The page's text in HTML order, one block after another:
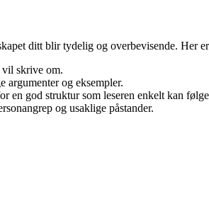
ditt blir tydelig og overbevisende. Her
vil skrive om.
argumenter og eksempler.
en god struktur som leseren enkelt kan
og usaklige påstander.